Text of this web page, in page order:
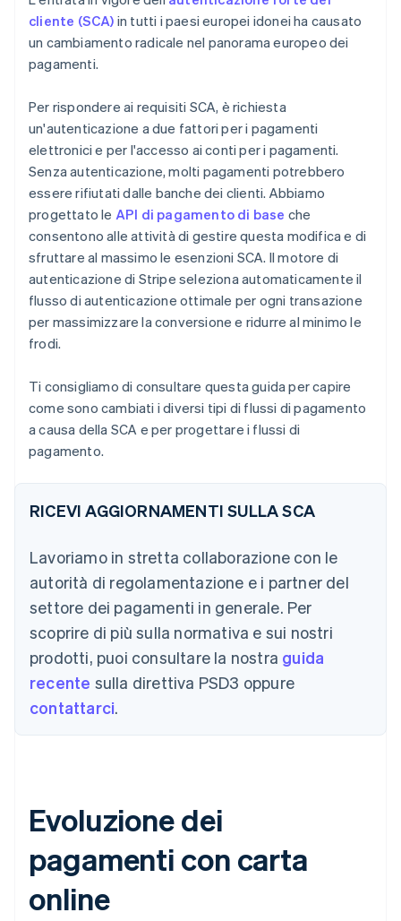
Autonoleggio
Abbonamento a una palestra
Bolletta
cliente (SCA) in tutti i paesi europei idonei ha causato
un cambiamento radicale nel panorama europeo dei
pagamenti.
Per rispondere ai requisiti SCA, è richiesta
un'autenticazione a due fattori per i pagamenti
elettronici e per l'accesso ai conti per i pagamenti.
Senza autenticazione, molti pagamenti potrebbero
essere rifiutati dalle banche dei clienti. Abbiamo
progettato le API di pagamento di base che
consentono alle attività di gestire questa modifica e di
sfruttare al massimo le esenzioni SCA. Il motore di
autenticazione di Stripe seleziona automaticamente il
flusso di autenticazione ottimale per ogni transazione
per massimizzare la conversione e ridurre al minimo le
frodi.
Ti consigliamo di consultare questa guida per capire
come sono cambiati i diversi tipi di flussi di pagamento
a causa della SCA e per progettare i flussi di
pagamento.
RICEVI AGGIORNAMENTI SULLA SCA
Lavoriamo in stretta collaborazione con le
autorità di regolamentazione e i partner del
settore dei pagamenti in generale. Per
scoprire di più sulla normativa e sui nostri
prodotti, puoi consultare la nostra guida
recente sulla direttiva PSD3 oppure
contattarci.
Evoluzione dei
pagamenti con carta
online